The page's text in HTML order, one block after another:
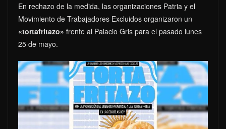
En rechazo de la medida, las organizaciones Patria y el
Movimiento de Trabajadores Excluidos organizaron un
«tortafritazo» frente al Palacio Gris para el pasado lunes
25 de mayo.